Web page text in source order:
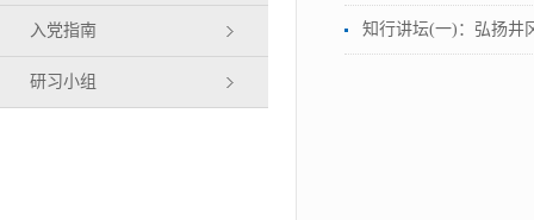
入党指南
研习小组
知行讲坛(一)：弘扬井